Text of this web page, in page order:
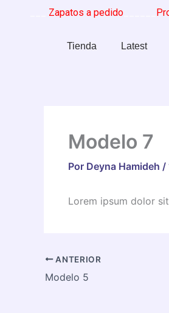
Zapatos a pedido______
Tienda Latest
Modelo 7
Por Deyna Hamideh /
Lorem ipsum dolor
ANTERIOR
Modelo 5